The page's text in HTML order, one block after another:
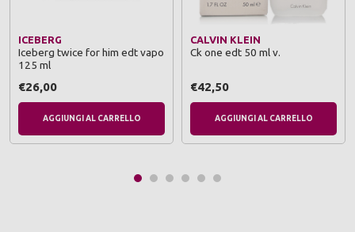
ICEBERG
Iceberg twice for him edt vapo
125 ml
€26,00
AGGIUNGI AL CARRELLO
CALVIN KLEIN
Ck one edt 50 ml v.
€42,50
AGGIUNGI AL CARRELLO